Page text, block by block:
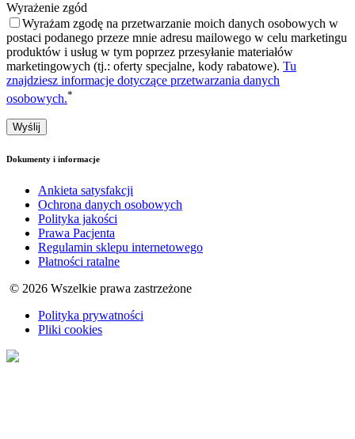
Wyrażenie zgód
Wyrażam zgodę na przetwarzanie moich danych osobowych w
postaci podanego przeze mnie adresu mailowego w celu marketingu
produktów i usług w tym poprzez przesyłanie materiałów
marketingowych (tj.: oferty specjalne, kody rabatowe). Tu
znajdziesz informacje dotyczące przetwarzania danych
osobowych.*
Dokumenty i informacje
Ankieta satysfakcji
Ochrona danych osobowych
Polityka jakości
Prawa Pacjenta
Regulamin sklepu internetowego
Płatności ratalne
© 2026 Wszelkie prawa zastrzeżone
Polityka prywatności
Pliki cookies